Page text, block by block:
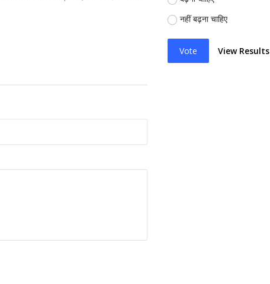
नहीं बढ़ना चाहिए
Vote View Results